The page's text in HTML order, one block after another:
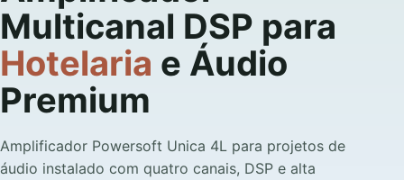
Multicanal DSP para
Hotelaria e Áudio
Premium
Amplificador Powersoft Unica 4L para projetos de
áudio instalado com quatro canais, DSP e alta